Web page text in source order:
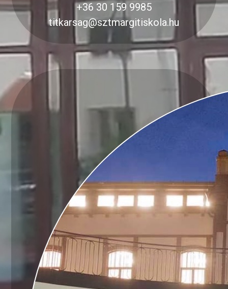
+36 30 159 9985
titkarsag@sztmargitiskola.hu